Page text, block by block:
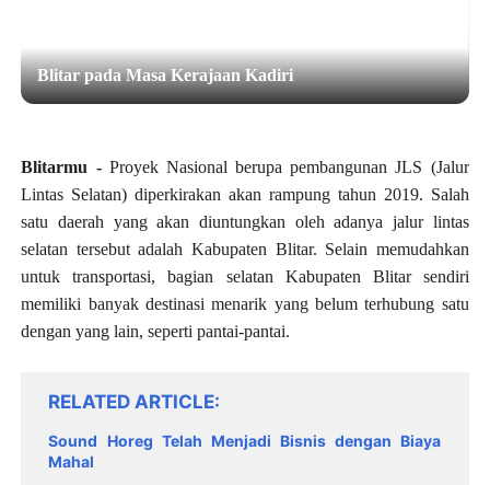
Blitar pada Masa Kerajaan Kadiri
Blitarmu -Proyek Nasional berupa pembangunan JLS (Jalur
Lintas Selatan) diperkirakan akan rampung tahun 2019. Salah
satu daerah yang akan diuntungkan oleh adanya jalur lintas
selatan tersebut adalah Kabupaten Blitar. Selain memudahkan
untuk transportasi, bagian selatan Kabupaten Blitar sendiri
memiliki banyak destinasi menarik yang belum terhubung satu
dengan yang lain, seperti pantai-pantai.
RELATED ARTICLE
Sound Horeg Telah Menjadi Bisnis dengan Biaya
Mahal